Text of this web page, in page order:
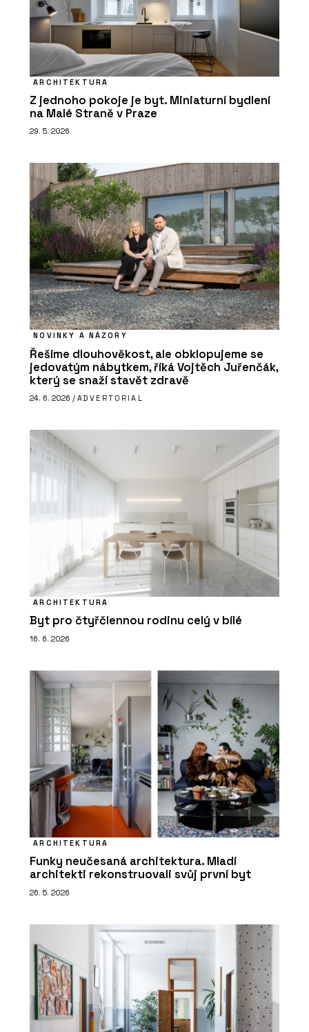
ARCHITEKTURA
Z jednoho pokoje je byt. Miniaturní bydlení
na Malé Straně v Praze
29. 5. 2026
NOVINKY A NÁZORY
Řešíme dlouhověkost, ale obklopujeme se
jedovatým nábytkem, říká Vojtěch Juřenčák,
který se snaží stavět zdravě
24. 6. 2026 / ADVERTORIAL
ARCHITEKTURA
Byt pro čtyřčlennou rodinu celý v bílé
16. 6. 2026
ARCHITEKTURA
Funky neučesaná architektura. Mladí
architekti rekonstruovali svůj první byt
26. 5. 2026